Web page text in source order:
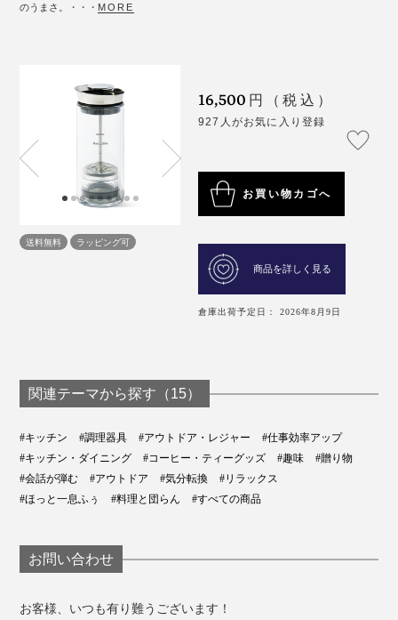
のうまさ。・・・ MORE
送料無料 ラッピング可
16,500 円（税込）
927人がお気に入り登録
お買い物カゴへ
商品を詳しく見る
倉庫出荷予定日： 2026年8月9日
関連テーマから探す（15）
#キッチン #調理器具 #アウトドア・レジャー
#仕事効率アップ
#キッチン・ダイニング
#コーヒー・ティーグッズ #趣味
#贈り物
#会話が弾む
#アウトドア #気分転換
#リラックス
#ほっと一息ふぅ
#料理と団らん #すべての商品
お問い合わせ
お客様、いつも有り難うございます！